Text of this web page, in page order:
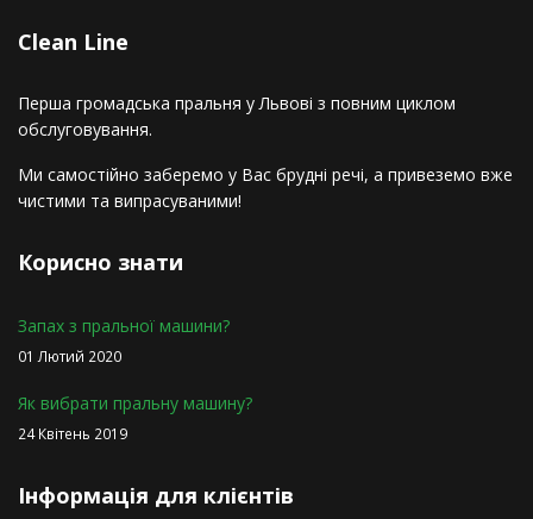
Сlean Line
Перша громадська пральня у Львові з повним циклом
обслуговування.
Ми самостійно заберемо у Вас брудні речі, а привеземо вже
чистими та випрасуваними!
Корисно знати
Запах з пральної машини?
01 Лютий 2020
Як вибрати пральну машину?
24 Квітень 2019
Інформація для клієнтів